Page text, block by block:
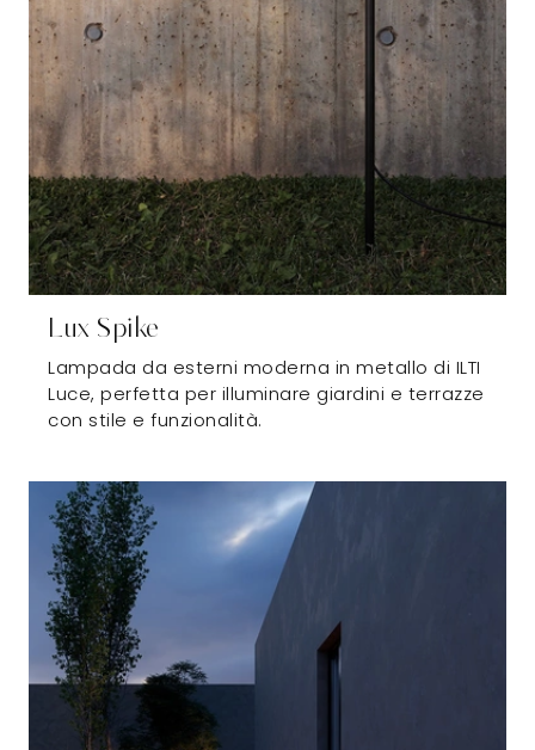
Lux Spike
Lampada da esterni moderna in metallo di ILTI
Luce, perfetta per illuminare giardini e terrazze
con stile e funzionalità.